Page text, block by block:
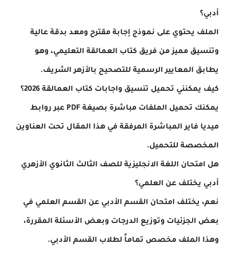
أدبي؟
الملف يحتوي على نموذج إجابة مقترح ومعد بدقة عالية
وتنسيق مميز من فريق كتاب العمالقة التعليمي، وهو
يطابق المعايير الرسمية للتصحيح بالأزهر الشريف.
كيف يمكنني تحميل تنسيق واجابات كتاب العمالقة 2026؟
يمكنك تحميل الملفات مباشرة بصيغة PDF عبر روابط
ميديا فاير المباشرة المرفقة في هذا المقال تحت العناوين
المخصصة للتحميل.
هل امتحان اللغة الانجليزية للصف الثالث الثانوي الأزهري
أدبي يختلف عن العلمي؟
نعم، يختلف امتحان القسم الأدبي عن القسم العلمي في
بعض الجزئيات وتوزيع الدرجات وبعض الأسئلة المقررة،
وهذا الملف مخصص تماماً لطلاب القسم الأدبي.